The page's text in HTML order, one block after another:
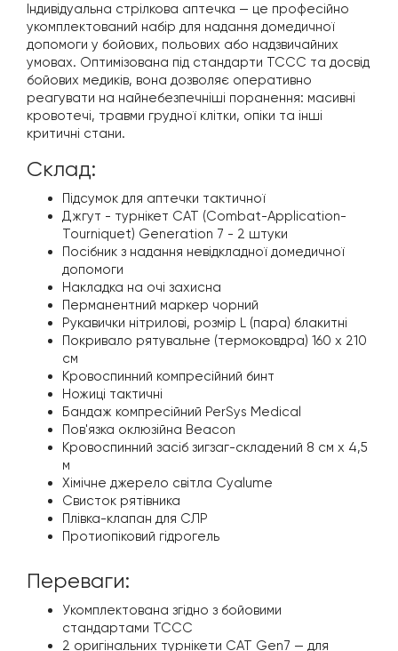
Індивідуальна стрілкова аптечка — це професійно
укомплектований набір для надання домедичної
допомоги у бойових, польових або надзвичайних
умовах. Оптимізована під стандарти TCCC та досвід
бойових медиків, вона дозволяє оперативно
реагувати на найнебезпечніші поранення: масивні
кровотечі, травми грудної клітки, опіки та інші
критичні стани.
Склад:
Підсумок для аптечки тактичної
Джгут - турнікет CAT (Combat-Application-
Tourniquet) Generation 7 - 2 штуки
Посібник з надання невідкладної домедичної
допомоги
Накладка на очі захисна
Перманентний маркер чорний
Рукавички нітрилові, розмір L (пара) блакитні
Покривало рятувальне (термоковдра) 160 х 210
см
Кровоспинний компресійний бинт
Ножиці тактичні
Бандаж компресійний PerSys Medical
Пов'язка оклюзійна Beacon
Кровоспинний засіб зигзаг-складений 8 см х 4,5
м
Хімічне джерело світла Cyalume
Свисток рятівника
Плівка-клапан для СЛР
Протиопіковий гідрогель
Переваги:
Укомплектована згідно з бойовими
стандартами TCCC
2 оригінальних турнікети CAT Gen7 — для